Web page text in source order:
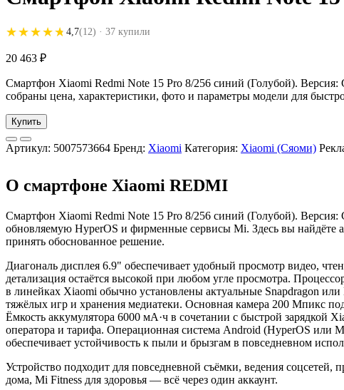
★★★★★
★★★★★ 4,7(12) · 37 купили
20 463 ₽
Смартфон Xiaomi Redmi Note 15 Pro 8/256 синий (Голубой).
собраны цена, характеристики, фото и параметры модели для
Купить
Артикул: 5007573664 Бренд: Xiaomi Категория: Xiaomi (Сяоми)
О смартфоне Xiaomi REDMI
Смартфон Xiaomi Redmi Note 15 Pro 8/256 синий (Голубой).
обновляемую HyperOS и фирменные сервисы Mi. Здесь вы найдёте
принять обоснованное решение.
Диагональ дисплея 6.9" обеспечивает удобный просмотр видео,
детализация остаётся высокой при любом угле просмотра.
в линейках Xiaomi обычно установлены актуальные Snapdragon
тяжёлых игр и хранения медиатеки. Основная камера 200 Мпикс
Ёмкость аккумулятора 6000 мА·ч в сочетании с быстрой зарядкой
оператора и тарифа. Операционная система Android (HyperOS или
обеспечивает устойчивость к пыли и брызгам в повседневном
Устройство подходит для повседневной съёмки, ведения
дома, Mi Fitness для здоровья — всё через один аккаунт.